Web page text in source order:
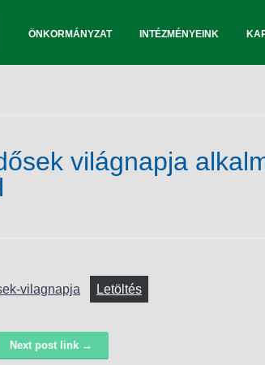
ÖNKORMÁNYZAT INTÉZMÉNYEINK
világnapja
vilagnapja Letöltés
Next post link →